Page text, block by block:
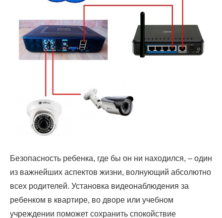
Безопасность ребенка, где бы он ни находился, – один
из важнейших аспектов жизни, волнующий абсолютно
всех родителей. Установка видеонаблюдения за
ребенком в квартире, во дворе или учебном
учреждении поможет сохранить спокойствие